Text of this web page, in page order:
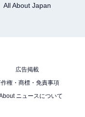
All About Japan
広告掲載
権・商標・免責事項
ニュースについて